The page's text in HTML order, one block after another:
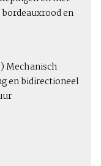
en
Mechanisch
en bidirectioneel